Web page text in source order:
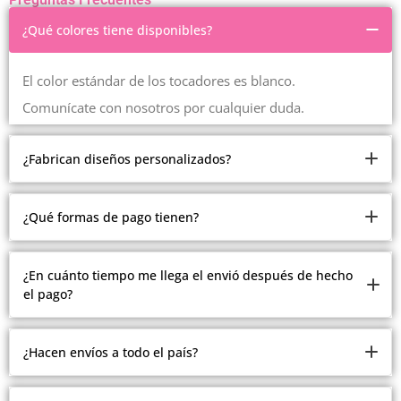
¿Qué colores tiene disponibles?
El color estándar de los tocadores es blanco.
Comunícate con nosotros por cualquier duda.
¿Fabrican diseños personalizados?
Somos fabricantes.
Pero debido a la cantidad de modelos y estilos que
personalizados.
Comunícate con nosotros con gusto te atenderemos
¿Qué formas de pago tienen?
Ofrecemos múltiples formas de pago.
Contado, contra entrega en Medellín, recibimos todas las
tarjetas, plan separé en Medellín, crédito ADDI y
Sistecredito.
¿En cuánto tiempo me llega el envió después de hecho
el pago?
Todos los envíos se realizan después del pago de 2 a 15
días hábiles.
¿Hacen envíos a todo el país?